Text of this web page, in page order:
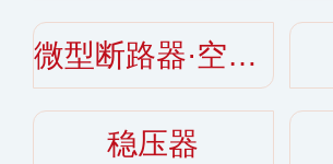
微型断路器·空气开关
稳压器